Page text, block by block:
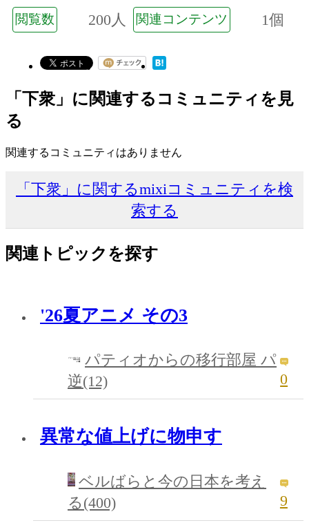
閲覧数 200人 関連コンテンツ 1個
「下衆」に関連するコミュニティを見
る
関連するコミュニティはありません
「下衆」に関するmixiコミュニティを検
索する
関連トピックを探す
'26夏アニメ その3
パティオからの移行部屋 パ
逆(12)
0
異常な値上げに物申す
ベルばらと今の日本を考え
る(400)
9